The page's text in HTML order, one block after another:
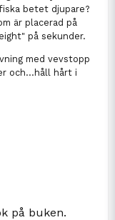
betet djupare?
är placerad på
på sekunder.
med vevstopp
och...håll hårt i
på buken.